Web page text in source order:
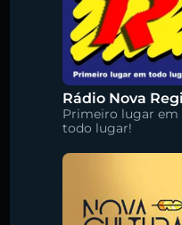
Primeiro lugar em
todo lugar!